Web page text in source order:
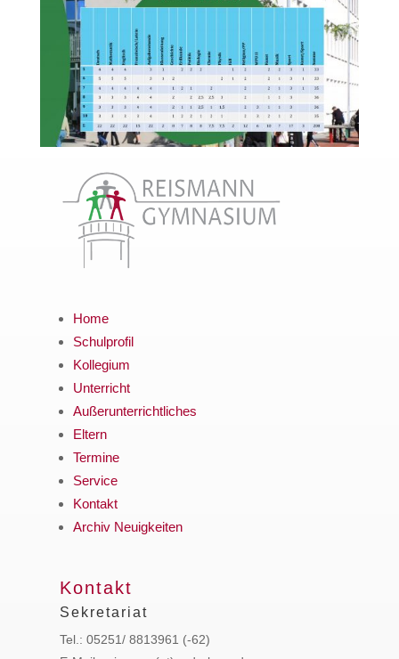
Home
Schulprofil
Kollegium
Unterricht
Außerunterrichtliches
Eltern
Termine
Service
Kontakt
Archiv Neuigkeiten
Kontakt
Sekretariat
Tel.: 05251/ 8813961 (-62)